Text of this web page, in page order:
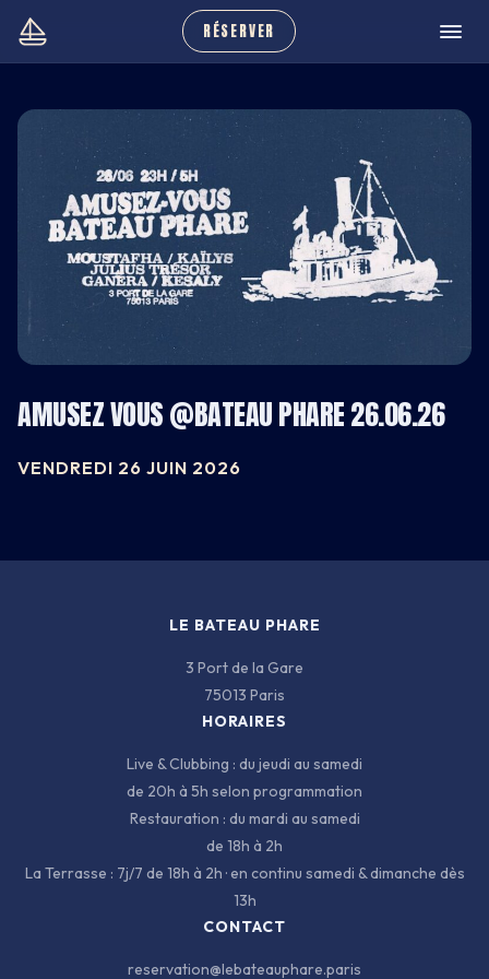
RÉSERVER
CARNET
CARTE
INFOS
3 PORT DE LA GARE · 75013 PARIS
AMUSEZ VOUS @BATEAU PHARE 26.06.26
VENDREDI 26 JUIN 2026
LE BATEAU PHARE
3 Port de la Gare
75013 Paris
HORAIRES
Live & Clubbing : du jeudi au samedi
de 20h à 5h selon programmation
Restauration : du mardi au samedi
de 18h à 2h
La Terrasse : 7j/7 de 18h à 2h · en continu samedi & dimanche dès
13h
CONTACT
reservation@lebateauphare.paris